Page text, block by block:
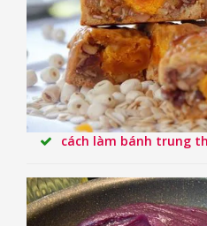
cách làm bánh trung